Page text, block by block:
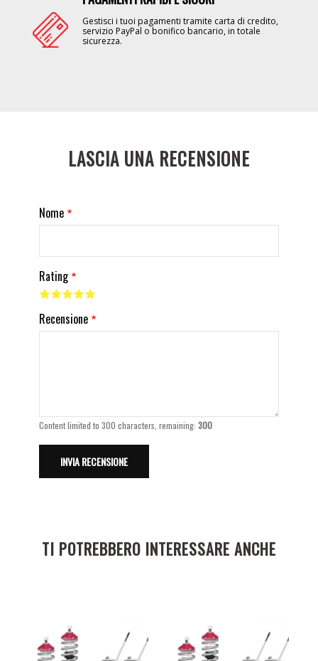
Gestisci i tuoi pagamenti tramite carta di credito,
servizio PayPal o bonifico bancario, in totale
sicurezza.
LASCIA UNA RECENSIONE
Nome
Rating
Recensione
Content limited to 300 characters, remaining:300
TI POTREBBERO INTERESSARE ANCHE